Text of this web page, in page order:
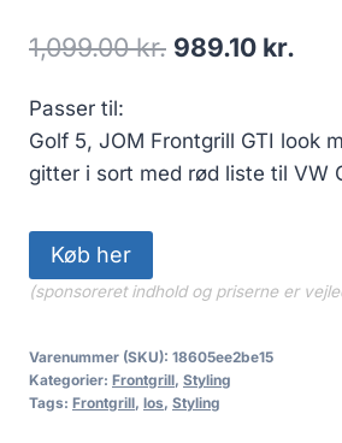
1,099.00kr. Den
pris
var:
989.10 kr.
pris
er:
Passer til:
Golf 5, JOM Frontgrill GTI look
gitter i sort med rød liste til VW
Køb her
(sponsoreret indhold og priserne er
Varenummer (SKU): 18605ee2be15
Kategorier: Frontgrill, Styling
Tags: Frontgrill, los, Styling